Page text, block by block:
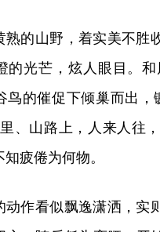
熟的山野，着实美不胜
的光芒，炫人眼目。
鸟的催促下倾巢而出
、山路上，人来人往
疲倦为何物。
动作看似飘逸潇洒，实